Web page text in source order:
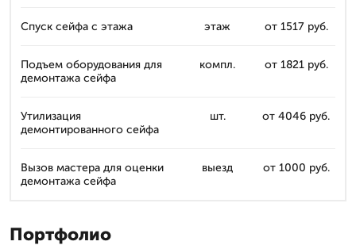
Спуск сейфа с этажа этаж от 1517 руб.
Подъем оборудования для
демонтажа сейфа
компл. от 1821 руб.
Утилизация
демонтированного сейфа
шт. от 4046 руб.
Вызов мастера для оценки
демонтажа сейфа
выезд от 1000 руб.
Портфолио